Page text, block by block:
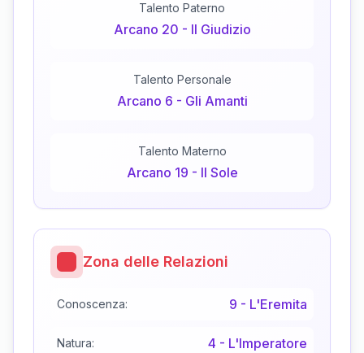
Talento Paterno
Arcano 20 - Il Giudizio
Talento Personale
Arcano 6 - Gli Amanti
Talento Materno
Arcano 19 - Il Sole
Zona delle Relazioni
Conoscenza: 9 - L'Eremita
Natura: 4 - L'Imperatore